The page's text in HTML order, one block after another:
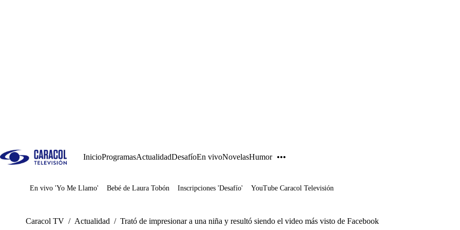
InicioProgramasActualidadDesafíoEn vivoNovelasHumor
Juegos
En vivo 'Yo Me Llamo' Bebé de Laura Tobón Inscripciones 'Desafío' YouTube Caracol Televisión
Caracol TV / Actualidad / Trató de impresionar a una niña y resultó siendo el video más visto de Facebook